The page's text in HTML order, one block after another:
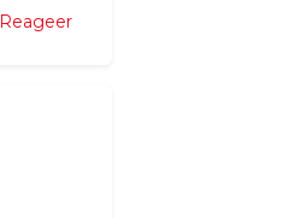
Reageer